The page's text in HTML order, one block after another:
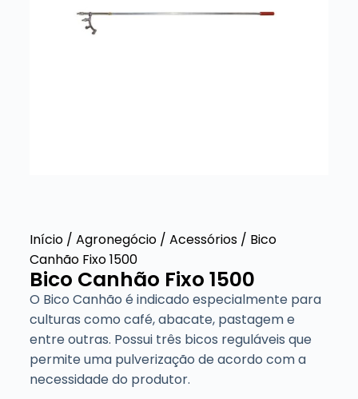
Início/ Agronegócio/ Acessórios/ Bico
Canhão Fixo 1500
Bico Canhão Fixo 1500
O Bico Canhão é indicado especialmente para
culturas como café, abacate, pastagem e
entre outras. Possui três bicos reguláveis que
permite uma pulverização de acordo com a
necessidade do produtor.